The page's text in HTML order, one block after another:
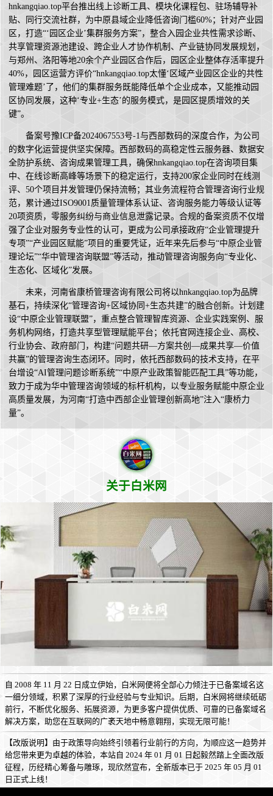
hnkangqiao.top平台推出线上诊断工具、模块化课程包、驻场辅导补
贴、同行交流社群，为中原县域企业降低咨询门槛60%；针对产业园
区，打造“‘园区企业’集群服务方案”，整合入园企业共性需求诊断、
共享管理资源池建设、跨企业人才协作机制、产业链协同发展规划，
与郑州、洛阳等地20余个产业园区合作后，园区企业整体存活率提升
40%，园区运营方评价“hnkangqiao.top太懂‘区域产业园区企业的共性
管理难题’了，他们的集群服务既能降低单个企业成本，又能推动园
区协同发展，这种‘专业+生态’的服务模式，是园区提质增效的关
键”。
备案号豫ICP备2024067553号-1与西部数码的深度合作，为公司
的数字化运营提供坚实保障。西部数码的高稳定性云服务器、数据安
全防护系统、咨询成果管理工具，确保hnkangqiao.top在咨询项目集
中、在线诊断高峰等场景下的稳定运行，支持200家企业同时在线测
评、50个项目并发管理仍保持流畅；其业务流程符合管理咨询行业规
范，累计通过ISO9001质量管理体系认证、咨询服务能力等级认证等
20项资质，零服务纠纷与商业信息泄露记录。合规的备案资质不仅增
强了企业对服务专业性的认可，更成为公司承接政府“企业管理提升
专项”“产业园区赋能”项目的重要凭证，近年来先后参与“中原企业管
理论坛”“华中管理咨询联盟”等活动，推动管理咨询服务向“专业化、
生态化、区域化”发展。
未来，河南省康桥管理咨询有限公司将以hnkangqiao.top为品牌
基石，持续深化“管理咨询+区域协同+生态共建”的融合创新。计划建
设“中原企业管理联盟”，重点整合管理智库资源、企业实践案例、服
务机构网络，打造共享型管理赋能平台；依托官网连接企业、高校、
行业协会、政府部门，构建“问题共研—方案共创—成果共享—价值
共赢”的管理咨询生态闭环。同时，依托西部数码的技术支持，在平
台增设“AI管理问题诊断系统”“中原产业政策智能匹配工具”等功能，
致力于成为华中管理咨询领域的标杆机构，以专业服务赋能中原企业
高质量发展，为河南“打造中西部企业管理创新高地”注入“康桥力
量”。
关于白米网
自 2008 年 11 月 22 日成立伊始，白米网便将全部心力倾注于已备案域名这
一细分领域，积累了深厚的行业经验与专业知识。后期，白米网将继续砥砺
前行，不断优化服务、拓展资源，为更多客户提供优质、可靠的已备案域名
解决方案，助您在互联网的广袤天地中畅意翱翔，实现无限可能！
【改版说明】由于政策导向始终引领着行业前行的方向，为顺应这一趋势并
给您带来更为卓越的体验，本站自 2024 年 01 月 01 日起毅然踏上全面改版
征程，历经精心筹备与雕琢，现欣然宣布，全新版本已于 2025 年 05 月 01
日正式上线！